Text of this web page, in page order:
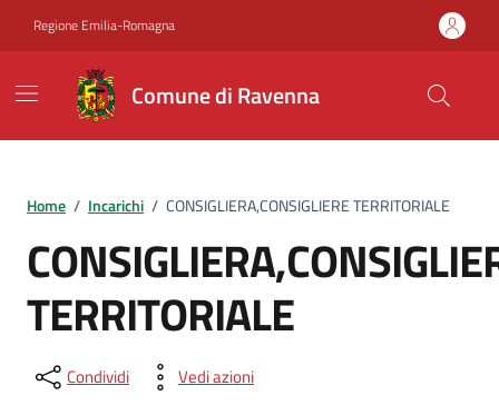
Regione Emilia-Romagna
Comune di Ravenna
Home / Incarichi / CONSIGLIERA,CONSIGLIERE TERRITORIALE
TERRITORIALE
Condividi Vedi azioni